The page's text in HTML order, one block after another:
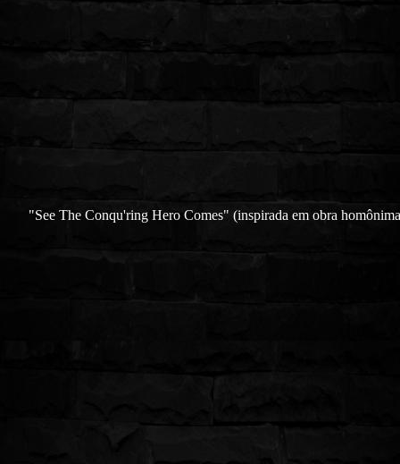
"See The Conqu'ring Hero Comes" (inspirada em obra